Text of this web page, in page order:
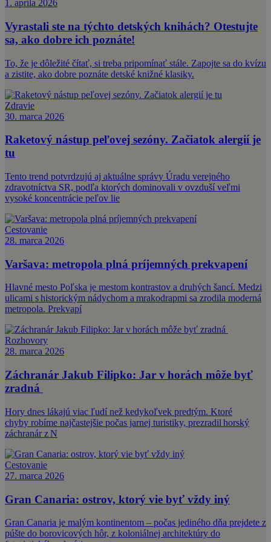
1. apríla 2026
Vyrastali ste na týchto detských knihách? Otestujte
sa, ako dobre ich poznáte!
To, že je dôležité čítať, si treba pripomínať stále. Zapojte sa do kvízu
a zistite, ako dobre poznáte detské knižné klasiky.
Zdravie
30. marca 2026
Raketový nástup peľovej sezóny. Začiatok alergií je
tu
Tento trend potvrdzujú aj aktuálne správy Úradu verejného
zdravotníctva SR, podľa ktorých dominovali v ovzduší veľmi
vysoké koncentrácie peľov lie
Cestovanie
28. marca 2026
Varšava: metropola plná príjemných prekvapení
Hlavné mesto Poľska je mestom kontrastov a druhých šancí. Medzi
ulicami s historickým nádychom a mrakodrapmi sa zrodila moderná
metropola. Prekvapí
Rozhovory
28. marca 2026
Záchranár Jakub Filipko: Jar v horách môže byť
zradná
Hory dnes lákajú viac ľudí než kedykoľvek predtým. Ktoré
chyby robíme najčastejšie počas jarnej turistiky, prezradil horský
záchranár z N
Cestovanie
27. marca 2026
Gran Canaria: ostrov, ktorý vie byť vždy iný
Gran Canaria je malým kontinentom – počas jediného dňa prejdete z
púšte do borovicových hôr, z koloniálnej architektúry do